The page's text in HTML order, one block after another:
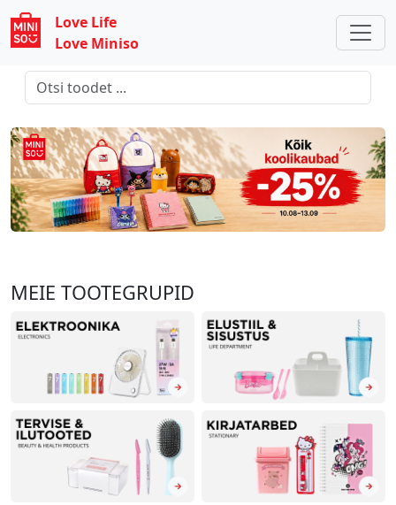
Love Life
Love Miniso
MEIE TOOTEGRUPID